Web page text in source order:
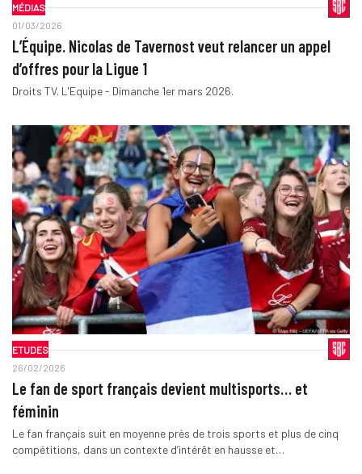
MÉDIAS
01/03/2026
L’Équipe. Nicolas de Tavernost veut relancer un appel
d’offres pour la Ligue 1
Droits TV. L'Equipe - Dimanche 1er mars 2026.
ETUDES
26/02/2026
Le fan de sport français devient multisports… et
féminin
Le fan français suit en moyenne près de trois sports et plus de cinq
compétitions, dans un contexte d’intérêt en hausse et…